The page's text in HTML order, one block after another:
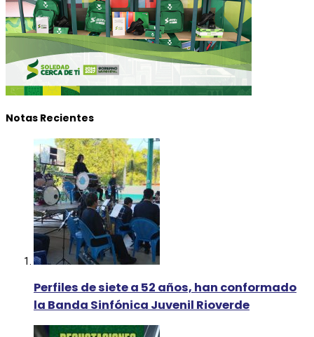
Notas Recientes
Perfiles de siete a 52 años, han conformado
la Banda Sinfónica Juvenil Rioverde